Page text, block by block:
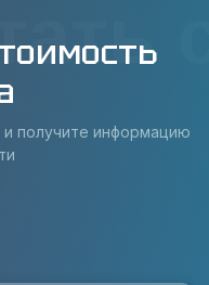
и получите информацию